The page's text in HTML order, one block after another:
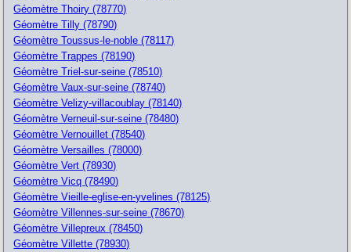
Géomètre Thoiry (78770)
Géomètre Tilly (78790)
Géomètre Toussus-le-noble (78117)
Géomètre Trappes (78190)
Géomètre Triel-sur-seine (78510)
Géomètre Vaux-sur-seine (78740)
Géomètre Velizy-villacoublay (78140)
Géomètre Verneuil-sur-seine (78480)
Géomètre Vernouillet (78540)
Géomètre Versailles (78000)
Géomètre Vert (78930)
Géomètre Vicq (78490)
Géomètre Vieille-eglise-en-yvelines (78125)
Géomètre Villennes-sur-seine (78670)
Géomètre Villepreux (78450)
Géomètre Villette (78930)